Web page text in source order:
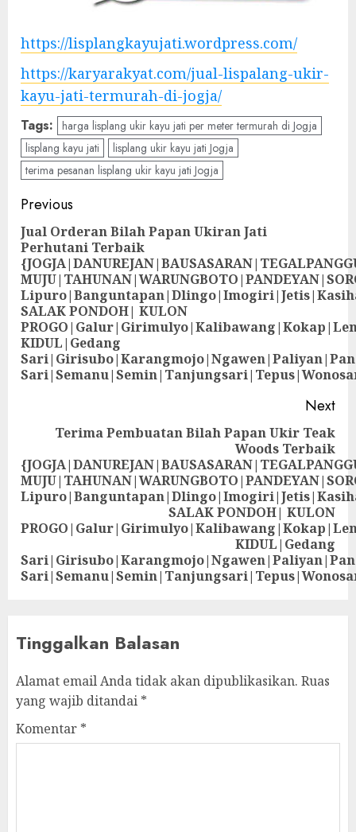
https://lisplangkayujati.wordpress.com/
https://karyarakyat.com/jual-lispalang-ukir-
kayu-jati-termurah-di-jogja/
Tags: harga lisplang ukir kayu jati per meter termurah di Jogja
lisplang kayu jati
lisplang ukir kayu jati Jogja
terima pesanan lisplang ukir kayu jati Jogja
Previous
Jual Orderan Bilah Papan Ukiran Jati
Perhutani Terbaik
SALAK PONDOH| KULON
KIDUL|Gedang
Next
Terima Pembuatan Bilah Papan Ukir Teak
Woods Terbaik
SALAK PONDOH| KULON
KIDUL|Gedang
Tinggalkan Balasan
Alamat email Anda tidak akan dipublikasikan. Ruas
yang wajib ditandai *
Komentar *